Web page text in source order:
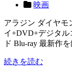
映画
アラジン ダイヤモ
イ+DVD+デジタル
ド Blu-ray 最新作
続きを読む